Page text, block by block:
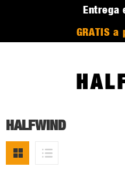
Entrega
GRATIS
HALFWIND